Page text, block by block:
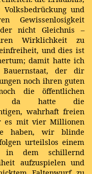
und
Gewissenlosigkeit
nicht Gleichnis –
Wirklichkeit zu
und dies ist
damit hatte ich
der dir
noch ihren guten
die öffentlichen
da hatte die
wahrhaft freien
es mit vier Millionen
haben, wir blinde
urteilslos einem
in dem schillernd
aufzuspielen und